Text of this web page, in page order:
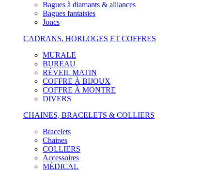
Bagues à diamants & alliances
Bagues fantaisies
Joncs
CADRANS, HORLOGES ET COFFRES
MURALE
BUREAU
RÉVEIL MATIN
COFFRE À BIJOUX
COFFRE À MONTRE
DIVERS
CHAINES, BRACELETS & COLLIERS
Bracelets
Chaines
COLLIERS
Accessoires
MÉDICAL